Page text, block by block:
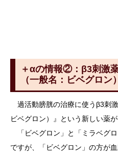
＋αの情報②：β3刺激
（一般名：ビベグロン
過活動膀胱の治療に使うβ3刺
ビベグロン）』という新しい薬が
「ビベグロン」と「ミラベグ
ですが、「ビベグロン」の方が